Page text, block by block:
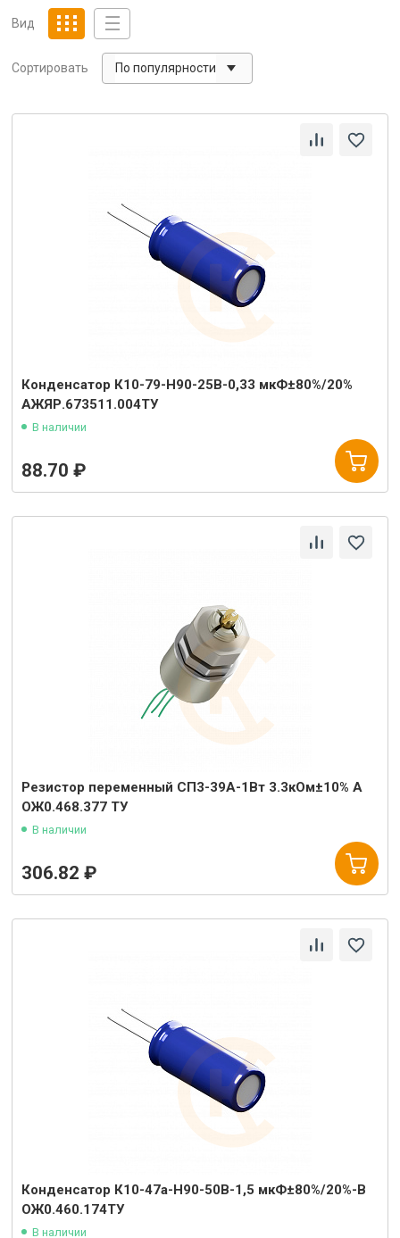
Вид
Сортировать По популярности
Конденсатор К10-79-Н90-25В-0,33 мкФ±80%/20%
АЖЯР.673511.004ТУ
В наличии
88.70 ₽
Резистор переменный СП3-39А-1Вт 3.3кОм±10% А
ОЖ0.468.377 ТУ
В наличии
306.82 ₽
Конденсатор К10-47а-Н90-50В-1,5 мкФ±80%/20%-В
ОЖ0.460.174ТУ
В наличии